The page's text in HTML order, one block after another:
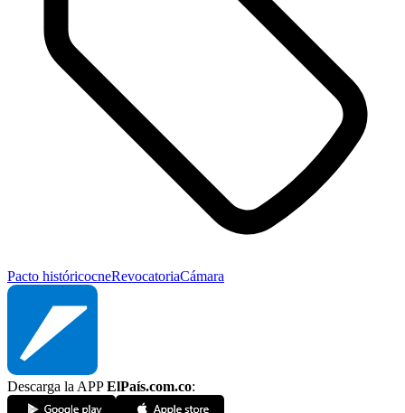
Pacto históricocneRevocatoriaCámara
Descarga la APPElPaís.com.co: